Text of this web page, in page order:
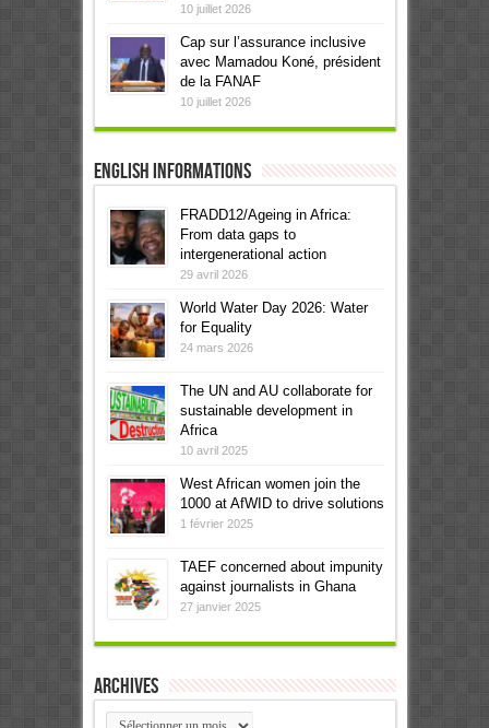
10 juillet 2026
Cap sur l’assurance inclusive
avec Mamadou Koné, président
de la FANAF
10 juillet 2026
English informations
FRADD12/Ageing in Africa:
From data gaps to
intergenerational action
29 avril 2026
World Water Day 2026: Water
for Equality
24 mars 2026
The UN and AU collaborate for
sustainable development in
Africa
10 avril 2025
West African women join the
1000 at AfWID to drive solutions
1 février 2025
TAEF concerned about impunity
against journalists in Ghana
27 janvier 2025
Archives
Archives